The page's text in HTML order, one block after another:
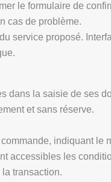
le formulaire de
cas de problème.
service proposé.
dans la saisie de ses
et sans réserve.
indiquant le
accessibles les
transaction.